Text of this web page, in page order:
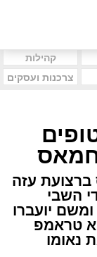
קהילות
צרכנות ועסקים
כל 20 החטופים
חמאס
עזה
השבי
יועברו
טראמפ
נאומו